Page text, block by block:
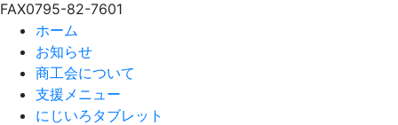
FAX0795-82-7601
ホーム
お知らせ
商工会について
支援メニュー
にじいろタブレット